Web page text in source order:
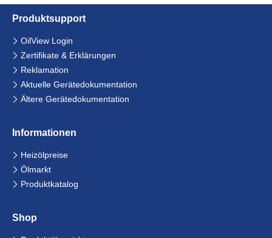
Produkt­support
Navigation
überspringen
OilView Login
Zertifikate & Erklärungen
Reklamation
Aktuelle Gerätedokumentation
Ältere Gerätedokumentation
Informationen
Navigation
überspringen
Heizölpreise
Ölmarkt
Produktkatalog
Shop